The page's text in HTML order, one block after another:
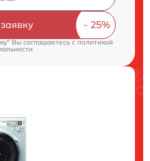
Вы соглашаетесь cполитикой